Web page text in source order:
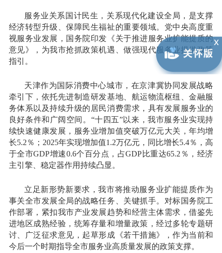
服务业关系国计民生，关系现代化建设全局，是支撑
经济转型升级、保障民生福祉的重要领域。党中央高度重
视服务业发展，国务院印发《关于推进服务业扩能提质的
意见》，为我市抢抓政策机遇、做强现代服务业提供政策
指引。
天津作为国际消费中心城市，在京津冀协同发展战略
牵引下，依托先进制造研发基地、航运物流枢纽、金融服
务体系以及持续升级的居民消费需求，具有发展服务业的
良好条件和广阔空间。“十四五”以来，我市服务业实现持
续快速健康发展，服务业增加值突破万亿元大关，年均增
长5.2％；2025年实现增加值1.2万亿元，同比增长5.4％，高
于全市GDP增速0.6个百分点，占GDP比重达65.2％，经济
主引擎、稳定器作用持续凸显。
立足新形势新要求，我市将推动服务业扩能提质作为
事关全市发展全局的战略任务、关键抓手。对标国务院工
作部署，紧扣我市产业发展趋势和经营主体需求，借鉴先
进地区成熟经验，统筹存量和增量政策，经过多轮专题研
讨、广泛征求意见，起草形成《若干措施》，作为当前和
今后一个时期指导全市服务业高质量发展的政策支撑。